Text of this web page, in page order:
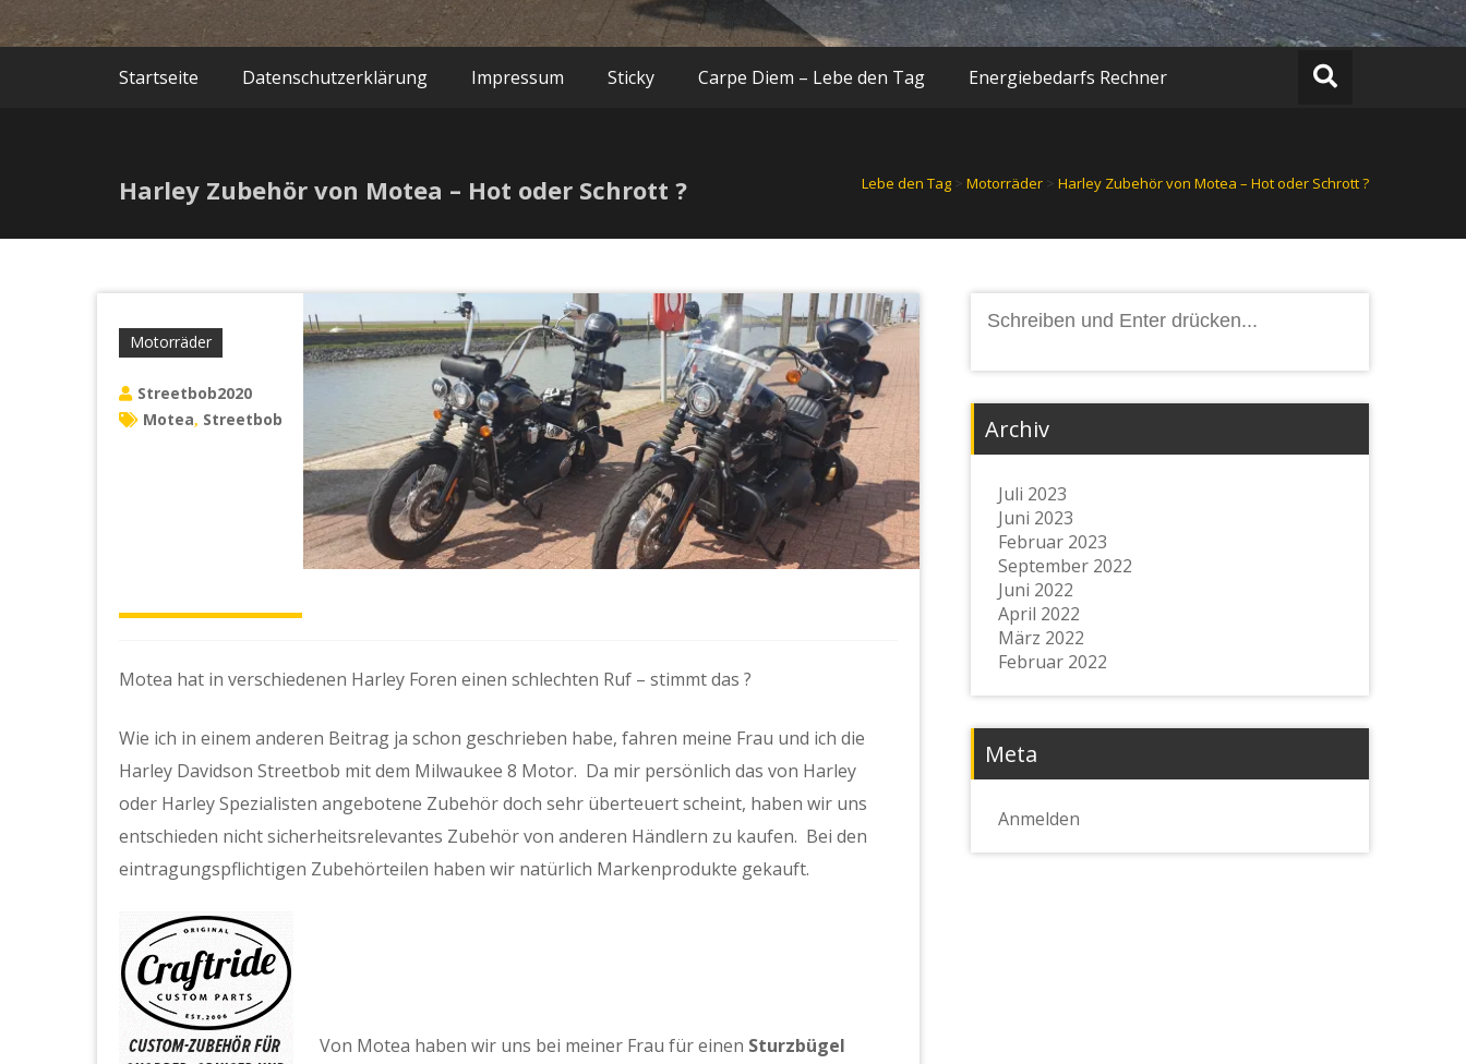
Startseite Datenschutzerklärung Impressum Sticky Carpe Diem – Lebe den Tag Energiebedarfs Rechner
Harley Zubehör von Motea – Hot oder Schrott ? Lebe den Tag > Motorräder > Harley Zubehör von Motea – Hot oder Schrott ?
Motorräder
Streetbob2020
Motea Streetbob
Motea hat in verschiedenen Harley Foren einen schlechten Ruf – stimmt das ?
Wie ich in einem anderen Beitrag ja schon geschrieben habe, fahren meine Frau und ich die
Harley Davidson Streetbob mit dem Milwaukee 8 Motor. Da mir persönlich das von Harley
oder Harley Spezialisten angebotene Zubehör doch sehr überteuert scheint, haben wir uns
entschieden nicht sicherheitsrelevantes Zubehör von anderen Händlern zu kaufen. Bei den
eintragungspflichtigen Zubehörteilen haben wir natürlich Markenprodukte gekauft.
Von Motea haben wir uns bei meiner Frau für einen Sturzbügel
nach:
Archiv
Juli 2023
Juni 2023
Februar 2023
September 2022
Juni 2022
April 2022
März 2022
Februar 2022
Meta
Anmelden